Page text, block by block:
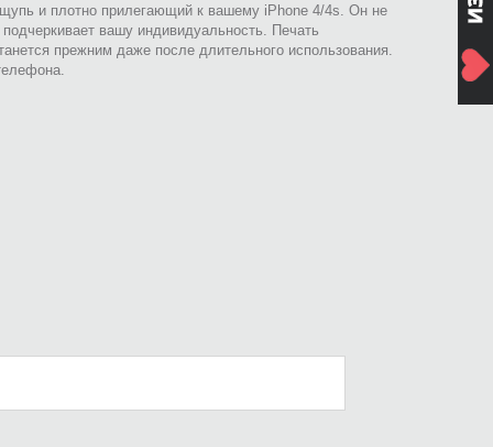
и плотно прилегающий к вашему iPhone 4/4s. Он не
вашу индивидуальность. Печать
прежним даже после длительного использования.